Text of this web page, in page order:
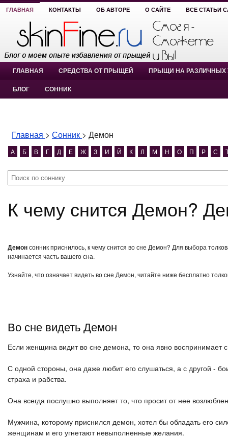
ГЛАВНАЯ КОНТАКТЫ ОБ АВТОРЕ О САЙТЕ ВСЕ СТАТЬИ
ГЛАВНАЯ СРЕДСТВА ОТ ПРЫЩЕЙ ПРЫЩИ НА РАЗЛИЧНЫХ
БЛОГ СОННИК
Главная > Сонник > Демон
А Б В Г Д Е Ж З И Й К Л М Н О П Р С
К чему снится Демон?
Демонсонник приснилось, к чему снится во сне Демон? Для выбора
начинается часть вашего сна.
Узнайте, что означает видеть во сне Демон, читайте ниже бесплатно
Во сне видеть Демон
Если женщина видит во сне демона, то она явно
С одной стороны, она даже любит его слушаться, а с другой -
страха и рабства.
Она всегда послушно выполняет то, что просит от нее
Мужчина, которому приснился демон, хотел бы обладать его
женщинам и его угнетают невыполненные желания.